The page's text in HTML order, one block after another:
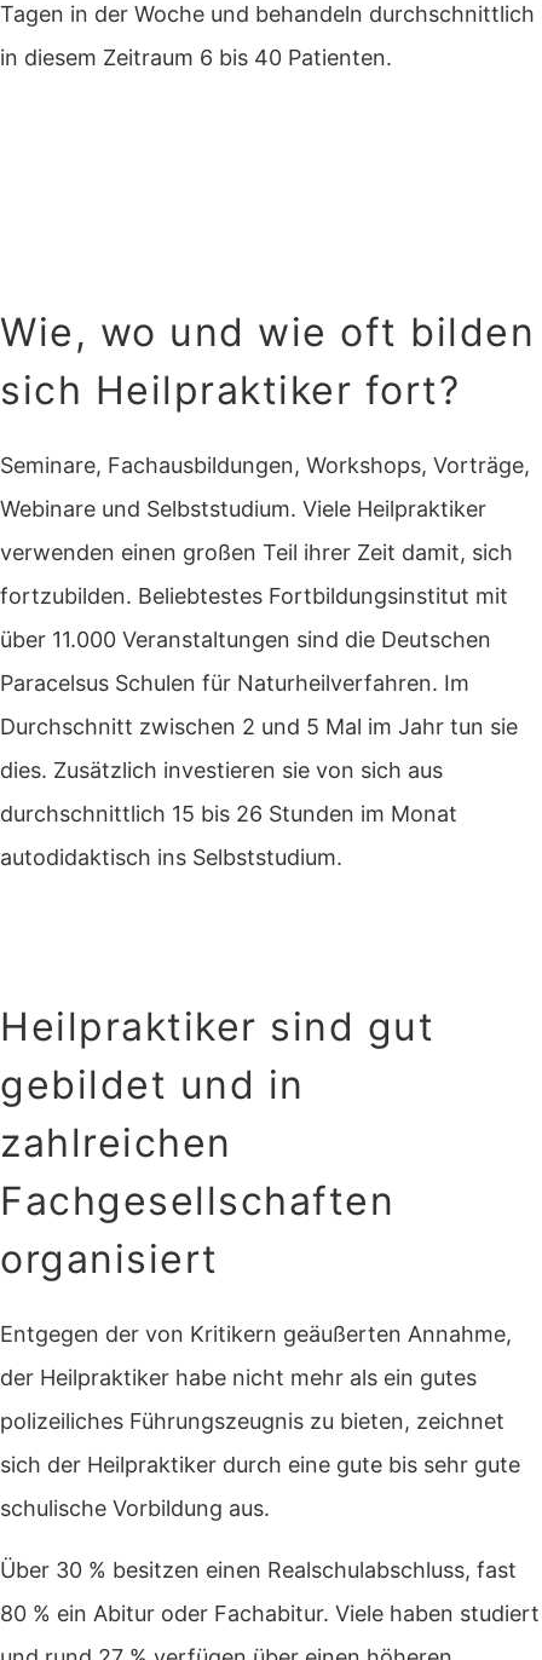
Tagen in der Woche und behandeln durchschnittlich
in diesem Zeitraum 6 bis 40 Patienten.
Wie, wo und wie oft bilden
sich Heilpraktiker fort?
Seminare, Fachausbildungen, Workshops, Vorträge,
Webinare und Selbststudium. Viele Heilpraktiker
verwenden einen großen Teil ihrer Zeit damit, sich
fortzubilden. Beliebtestes Fortbildungsinstitut mit
über 11.000 Veranstaltungen sind die Deutschen
Paracelsus Schulen für Naturheilverfahren. Im
Durchschnitt zwischen 2 und 5 Mal im Jahr tun sie
dies. Zusätzlich investieren sie von sich aus
durchschnittlich 15 bis 26 Stunden im Monat
autodidaktisch ins Selbststudium.
Heilpraktiker sind gut
gebildet und in
zahlreichen
Fachgesellschaften
organisiert
Entgegen der von Kritikern geäußerten Annahme,
der Heilpraktiker habe nicht mehr als ein gutes
polizeiliches Führungszeugnis zu bieten, zeichnet
sich der Heilpraktiker durch eine gute bis sehr gute
schulische Vorbildung aus.
Über 30 % besitzen einen Realschulabschluss, fast
80 % ein Abitur oder Fachabitur. Viele haben studiert